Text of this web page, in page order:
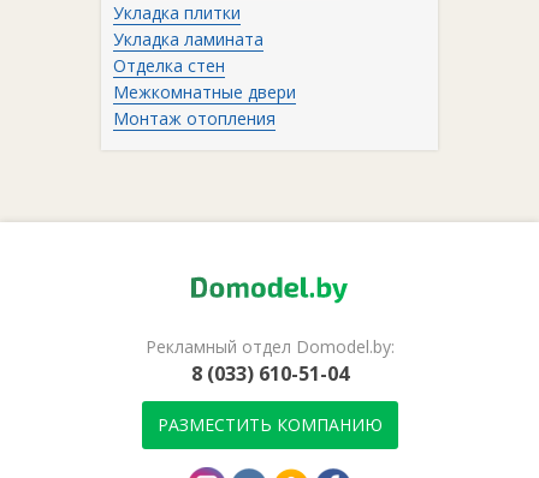
Укладка плитки
Укладка ламината
Отделка стен
Межкомнатные двери
Монтаж отопления
Рекламный отдел Domodel.by:
8 (033) 610-51-04
РАЗМЕСТИТЬ КОМПАНИЮ